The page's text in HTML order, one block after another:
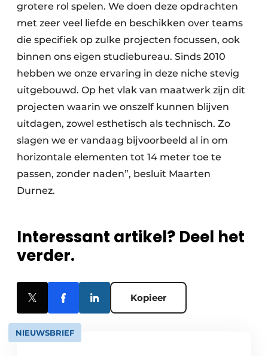
grotere rol spelen. We doen deze opdrachten
met zeer veel liefde en beschikken over teams
die specifiek op zulke projecten focussen, ook
binnen ons eigen studiebureau. Sinds 2010
hebben we onze ervaring in deze niche stevig
uitgebouwd. Op het vlak van maatwerk zijn dit
projecten waarin we onszelf kunnen blijven
uitdagen, zowel esthetisch als technisch. Zo
slagen we er vandaag bijvoorbeeld al in om
horizontale elementen tot 14 meter toe te
passen, zonder naden”, besluit Maarten
Durnez.
Interessant artikel? Deel het
verder.
Kopieer
NIEUWSBRIEF